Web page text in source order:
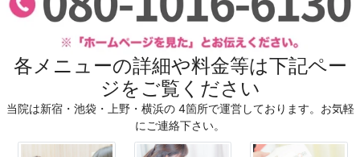
各メニューの詳細や料金等は下記ペー
ジをご覧ください
当院は新宿・池袋・上野・横浜の 4箇所で運営しております。お気軽
にご連絡下さい。